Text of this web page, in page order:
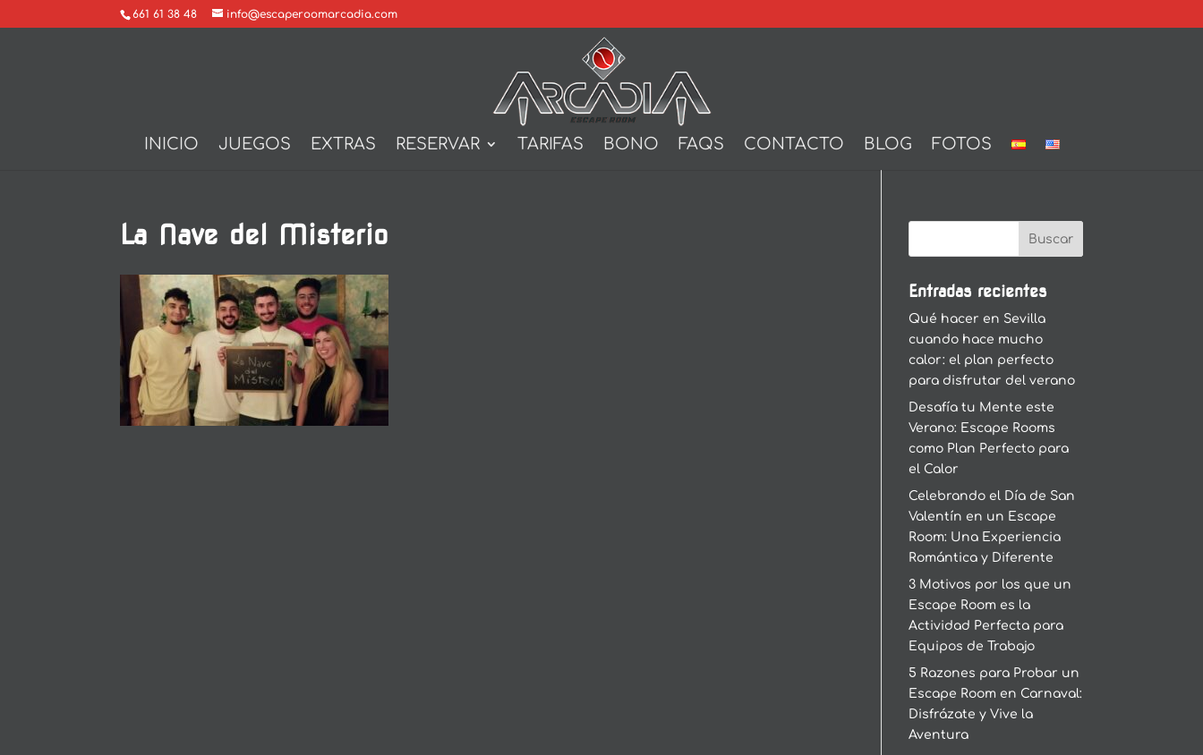
661 61 38 48 info@escaperoomarcadia.com
INICIO JUEGOS EXTRAS RESERVAR TARIFAS BONO FAQS CONTACTO BLOG FOTOS
La Nave del Misterio
Entradas recientes
Qué hacer en Sevilla
cuando hace mucho
calor: el plan perfecto
para disfrutar del verano
Desafía tu Mente este
Verano: Escape Rooms
como Plan Perfecto para
el Calor
Celebrando el Día de San
Valentín en un Escape
Room: Una Experiencia
Romántica y Diferente
3 Motivos por los que un
Escape Room es la
Actividad Perfecta para
Equipos de Trabajo
5 Razones para Probar un
Escape Room en Carnaval:
Disfrázate y Vive la
Aventura